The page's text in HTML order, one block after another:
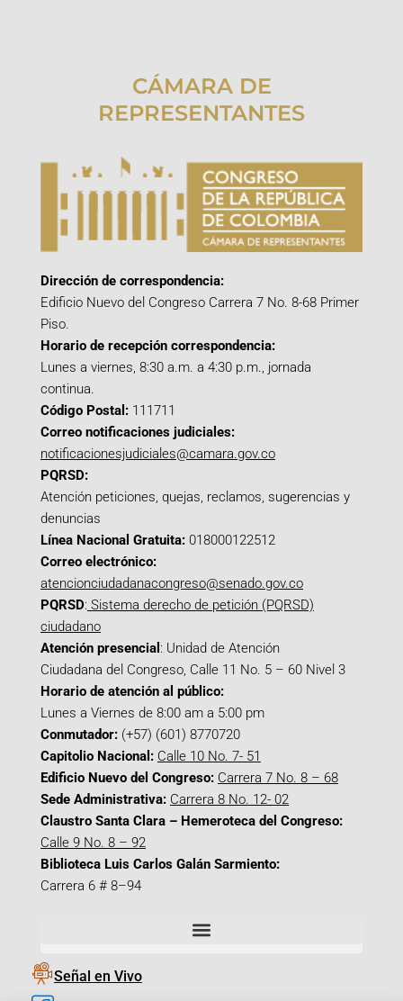
CÁMARA DE
REPRESENTANTES
Dirección de correspondencia:
Edificio Nuevo del Congreso Carrera 7 No. 8-68 Primer
Piso.
Horario de recepción correspondencia:
Lunes a viernes, 8:30 a.m. a 4:30 p.m., jornada
continua.
Código Postal: 111711
Correo notificaciones judiciales:
notificacionesjudiciales@camara.gov.co
PQRSD:
Atención peticiones, quejas, reclamos, sugerencias y
denuncias
Línea Nacional Gratuita: 018000122512
Correo electrónico:
atencionciudadanacongreso@senado.gov.co
PQRSD: Sistema derecho de petición (PQRSD)
ciudadano
Atención presencial : Unidad de Atención
Ciudadana del Congreso, Calle 11 No. 5 – 60 Nivel 3
Horario de atención al público:
Lunes a Viernes de 8:00 am a 5:00 pm
Conmutador: (+57) (601) 8770720
Capitolio Nacional: Calle 10 No. 7- 51
Edificio Nuevo del Congreso: Carrera 7 No. 8 – 68
Sede Administrativa: Carrera 8 No. 12- 02
Claustro Santa Clara – Hemeroteca del Congreso:
Calle 9 No. 8 – 92
Biblioteca Luis Carlos Galán Sarmiento:
Carrera 6 # 8–94
Señal en Vivo